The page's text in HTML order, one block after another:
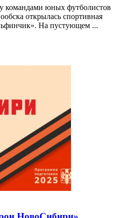
командами юных футболистов
открылась спортивная
На пустующем ...